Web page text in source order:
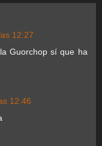
12:27
Guorchop sí que ha
12:46